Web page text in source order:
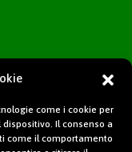
come i cookie per
Il consenso a
come il comportamento